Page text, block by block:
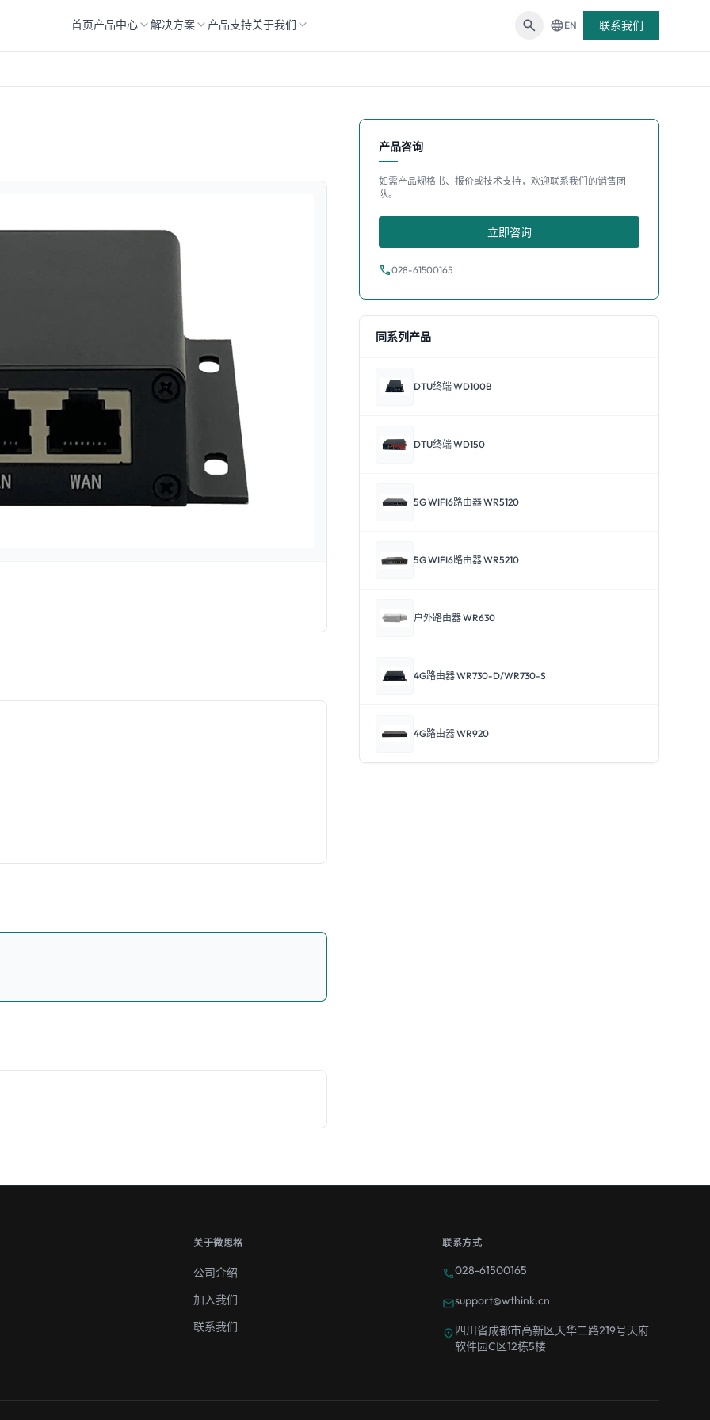
首页产品中心 解决方案 产品支持关于我们 search languageEN 联系我们
产品咨询
如需产品规格书、报价或技术支持，欢迎联系我们的销售团
队。
立即咨询
call028-61500165
同系列产品
DTU终端 WD100B
DTU终端 WD150
5G WIFI6路由器 WR5120
5G WIFI6路由器 WR5210
户外路由器 WR630
4G路由器 WR730-D/WR730-S
4G路由器 WR920
关于微思格
公司介绍
加入我们
联系我们
联系方式
call028-61500165
mailsupport@wthink.cn
location_on四川省成都市高新区天华二路219号天府
软件园C区12栋5楼